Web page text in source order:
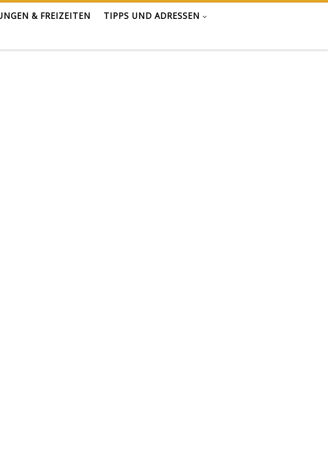
& FREIZEITEN
TIPPS UND ADRESSEN